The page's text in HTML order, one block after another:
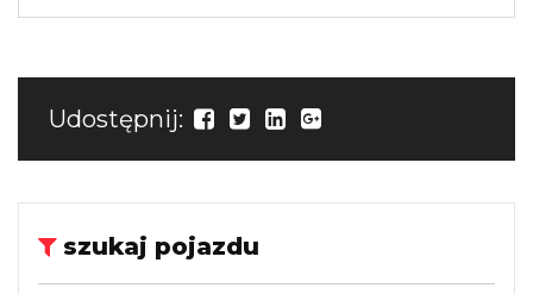
Udostępnij:
szukaj pojazdu